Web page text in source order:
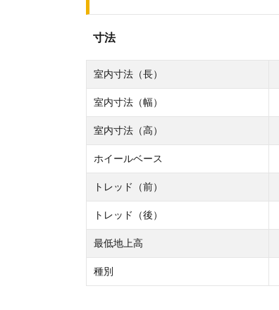
寸法
室内寸法（長）
室内寸法（幅）
室内寸法（高）
ホイールベース
トレッド（前）
トレッド（後）
最低地上高
種別